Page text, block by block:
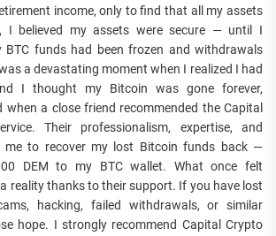
income, only to find that all my assets
I believed my assets were secure — until I
BTC funds had been frozen and withdrawals
a devastating moment when I realized I had
I thought my Bitcoin was gone forever,
when a close friend recommended the Capital
Their professionalism, expertise, and
me to recover my lost Bitcoin funds back —
DEM to my BTC wallet. What once felt
reality thanks to their support. If you have lost
hacking, failed withdrawals, or similar
hope. I strongly recommend Capital Crypto